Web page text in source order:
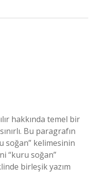
hakkında temel bir
Bu paragrafın
soğan” kelimesinin
“kuru soğan”
birleşik yazım